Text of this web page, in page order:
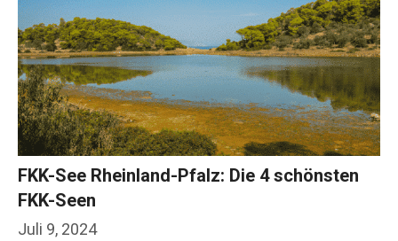
Juli 9, 2024
FKK-See Rheinland-Pfalz: Die 4 schönsten
FKK-Seen